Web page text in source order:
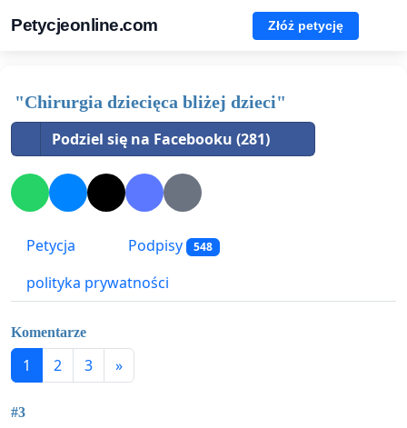
Petycjeonline.com Złóż petycję
"Chirurgia dziecięca bliżej dzieci"
Podziel się na Facebooku (281)
Petycja Podpisy 548
polityka prywatności
Komentarze
1 2 3 »
#3